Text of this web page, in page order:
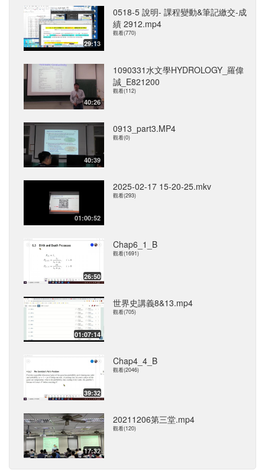
29:13
0518-5 說明- 課程變動&筆記繳交-成
績 2912.mp4
觀看(770)
40:26
1090331水文學HYDROLOGY_羅偉
誠_E821200
觀看(112)
40:39
0913_part3.MP4
觀看(0)
01:00:52
2025-02-17 15-20-25.mkv
觀看(293)
26:50
Chap6_1_B
觀看(1691)
01:07:14
世界史講義8&13.mp4
觀看(705)
39:32
Chap4_4_B
觀看(2046)
17:32
20211206第三堂.mp4
觀看(120)